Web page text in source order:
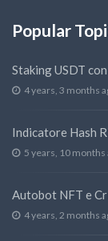
Popular
Staking USDT
4 years, 3 months
Indicatore Hash
5 years, 10 months
Autobot NFT e
4 years, 2 months